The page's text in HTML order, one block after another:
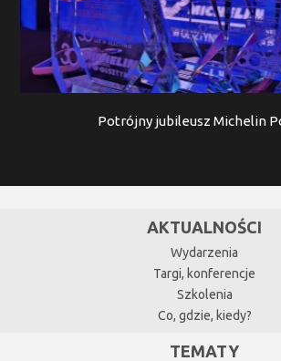
Potrójny jubileusz Michelin
AKTUALNOŚCI
Wydarzenia
Targi, konferencje
Szkolenia
Co, gdzie, kiedy?
TEMATY